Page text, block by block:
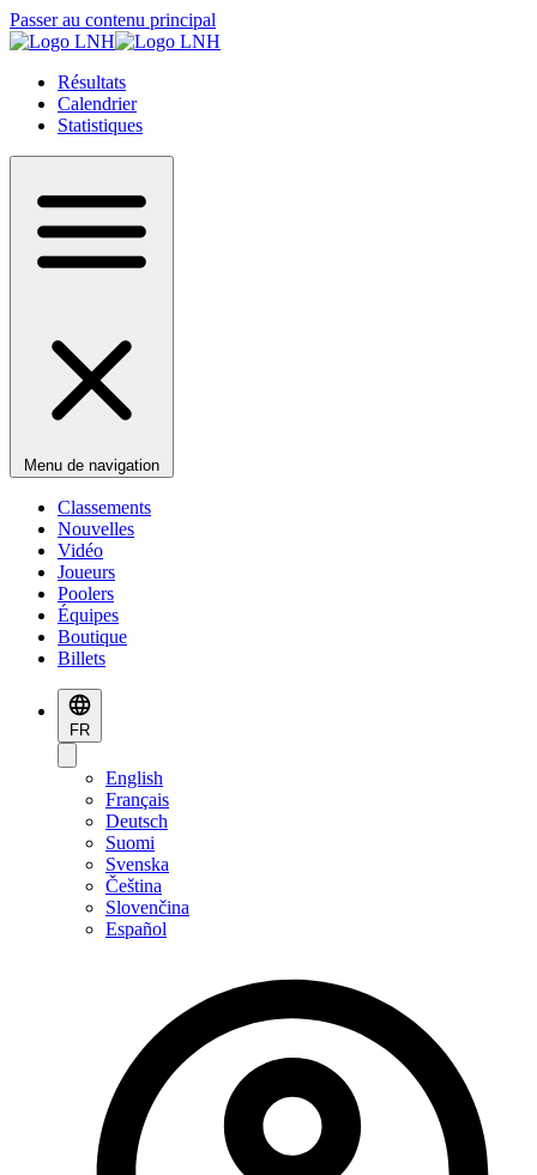
Passer au contenu principal
Résultats
Calendrier
Statistiques
Menu de navigation
Classements
Nouvelles
Vidéo
Joueurs
Poolers
Équipes
Boutique
Billets
FR
English
Français
Deutsch
Suomi
Svenska
Čeština
Slovenčina
Español